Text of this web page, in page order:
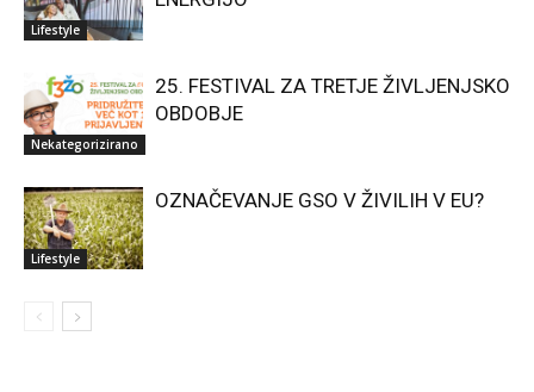
Lifestyle
Nekategorizirano
25. FESTIVAL ZA TRETJE ŽIVLJENJSKO
OBDOBJE
Lifestyle
OZNAČEVANJE GSO V ŽIVILIH V EU?